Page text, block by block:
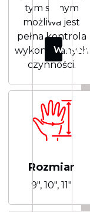
tym samym
możliwa jest
pełna kontrola
wykonywanych
czynności.
Rozmiar
9″, 10″, 11″